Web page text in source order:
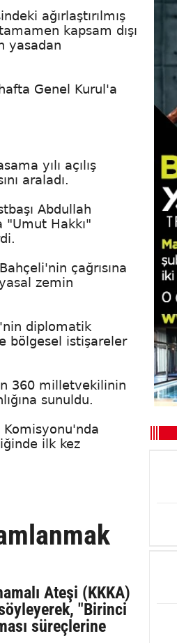
ağırlaştırılmış
kapsam dışı
yasadan
Genel Kurul'a
yılı açılış
araladı.
Abdullah
"Umut Hakkı"
çağrısına
zemin
diplomatik
bölgesel istişareler
360 milletvekilinin
sunuldu.
Komisyonu'nda
ilk kez
Ateşi (KKKA)
"Birinci
süreçlerine